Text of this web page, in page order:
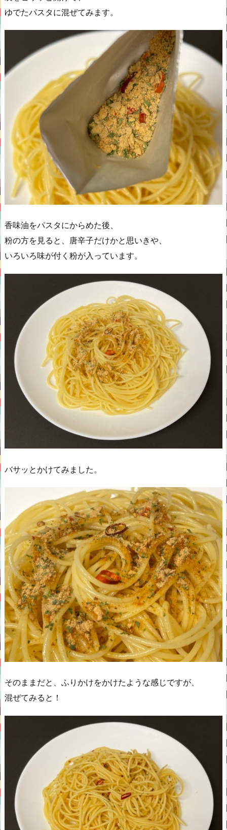
ゆでたパスタに混ぜてみます。
香味油をパスタにからめた後、
粉の方を見ると、唐辛子だけかと思いきや、
いろいろ味が付く粉が入っています。
バサッとかけてみました。
そのままだと、ふりかけをかけたような感じですが、
混ぜてみると！